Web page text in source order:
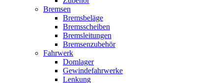
Bremsen
Bremsbeläge
Bremsscheiben
Bremsleitungen
Bremsenzubehör
Fahrwerk
Domlager
Gewindefahrwerke
Lenkung